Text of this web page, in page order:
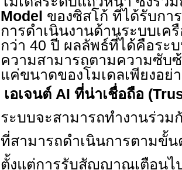
Model ของซิสโก้ ที่ได้รับก
การดำเนินงานด้านระบบเค
กว่า 40 ปี ผลลัพธ์ที่ได้คือระ
ความสามารถตามความซับ
แค่ขนาดของโมเดลเพียงอย่า
เอเจนต์ AI ที่น่าเชื่อถือ (
ระบบจะสามารถทำงานร่วม
ที่สามารถดำเนินการตามขั้น
ตั้งแต่การรับสัญญาณเตือนไ